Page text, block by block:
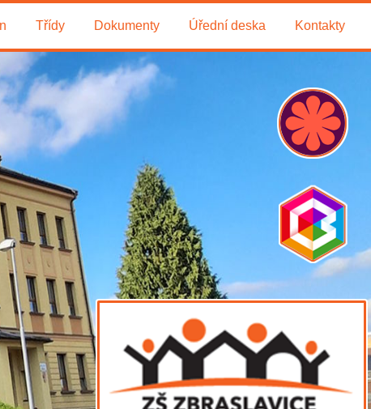
Třídy Dokumenty Úřední deska Kontakty